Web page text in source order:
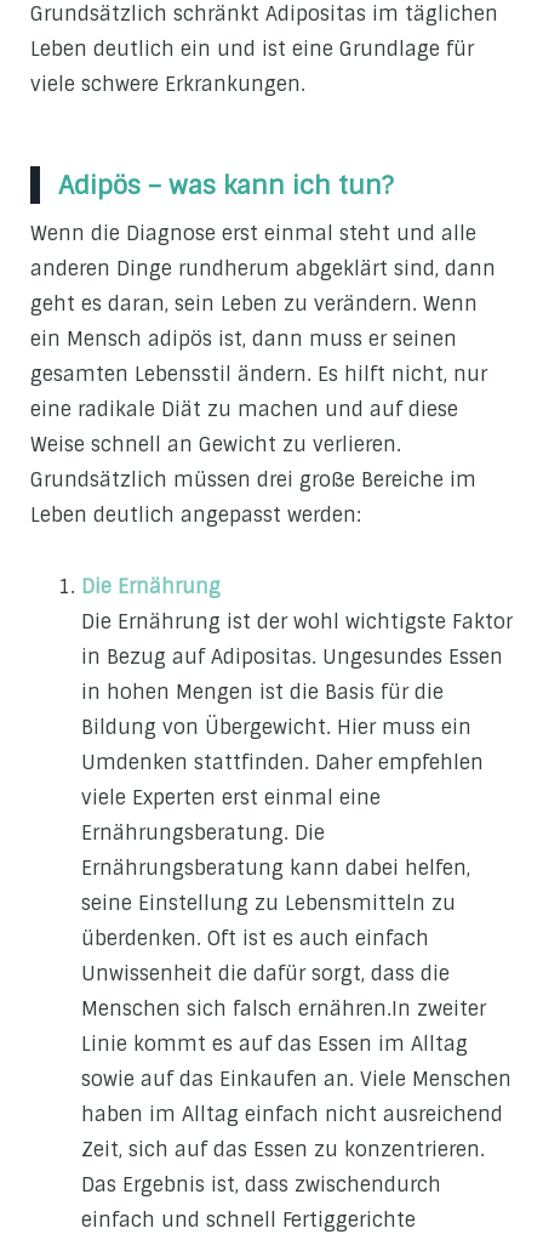
Grundsätzlich schränkt Adipositas im täglichen
Leben deutlich ein und ist eine Grundlage für
viele schwere Erkrankungen.
Adipös – was kann ich tun?
Wenn die Diagnose erst einmal steht und alle
anderen Dinge rundherum abgeklärt sind, dann
geht es daran, sein Leben zu verändern. Wenn
ein Mensch adipös ist, dann muss er seinen
gesamten Lebensstil ändern. Es hilft nicht, nur
eine radikale Diät zu machen und auf diese
Weise schnell an Gewicht zu verlieren.
Grundsätzlich müssen drei große Bereiche im
Leben deutlich angepasst werden:
Die Ernährung
Die Ernährung ist der wohl wichtigste Faktor
in Bezug auf Adipositas. Ungesundes Essen
in hohen Mengen ist die Basis für die
Bildung von Übergewicht. Hier muss ein
Umdenken stattfinden. Daher empfehlen
viele Experten erst einmal eine
Ernährungsberatung. Die
Ernährungsberatung kann dabei helfen,
seine Einstellung zu Lebensmitteln zu
überdenken. Oft ist es auch einfach
Unwissenheit die dafür sorgt, dass die
Menschen sich falsch ernähren.In zweiter
Linie kommt es auf das Essen im Alltag
sowie auf das Einkaufen an. Viele Menschen
haben im Alltag einfach nicht ausreichend
Zeit, sich auf das Essen zu konzentrieren.
Das Ergebnis ist, dass zwischendurch
einfach und schnell Fertiggerichte